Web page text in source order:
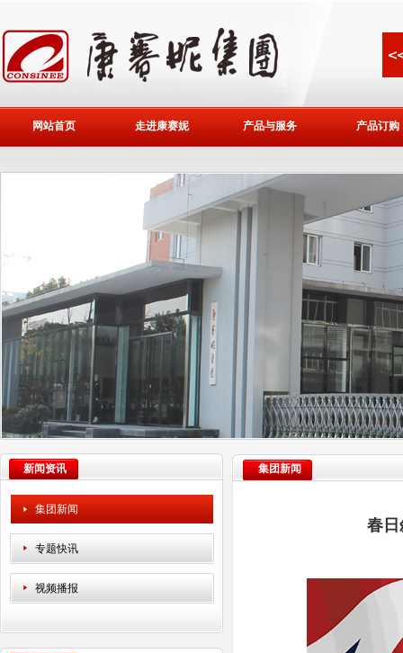
网站首页 走进康赛妮 产品与服务 产品订购
新闻资讯
集团新闻
专题快讯
视频播报
集团新闻
春日